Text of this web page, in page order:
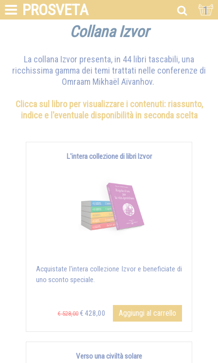
PROSVETA 1
Collana Izvor
La collana Izvor presenta, in 44 libri tascabili, una
ricchissima gamma dei temi trattati nelle conferenze di
Omraam Mikhaël Aïvanhov.
Clicca sul libro per visualizzare i contenuti: riassunto,
indice e l'eventuale disponibilità in seconda scelta
L'intera collezione di libri Izvor
Acquistate l'intera collezione Izvor e beneficiate di
uno sconto speciale.
€ 528,00 € 428,00 Aggiungi al carrello
Verso una civiltà solare